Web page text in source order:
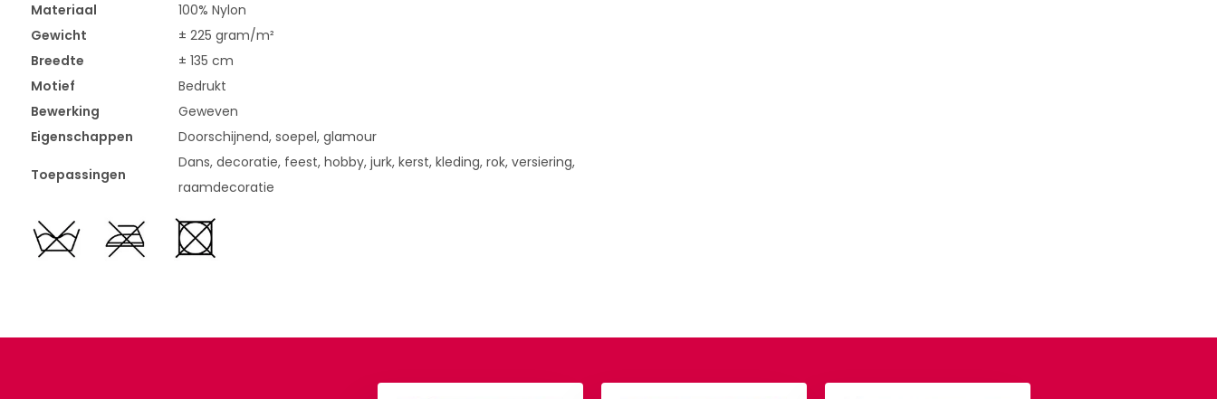
Materiaal
100% Nylon
Gewicht
± 225 gram/m²
Breedte
± 135 cm
Motief
Bedrukt
Bewerking
Geweven
Eigenschappen
Doorschijnend, soepel, glamour
Toepassingen
Dans, decoratie, feest, hobby, jurk, kerst, kleding, rok, versiering,
raamdecoratie